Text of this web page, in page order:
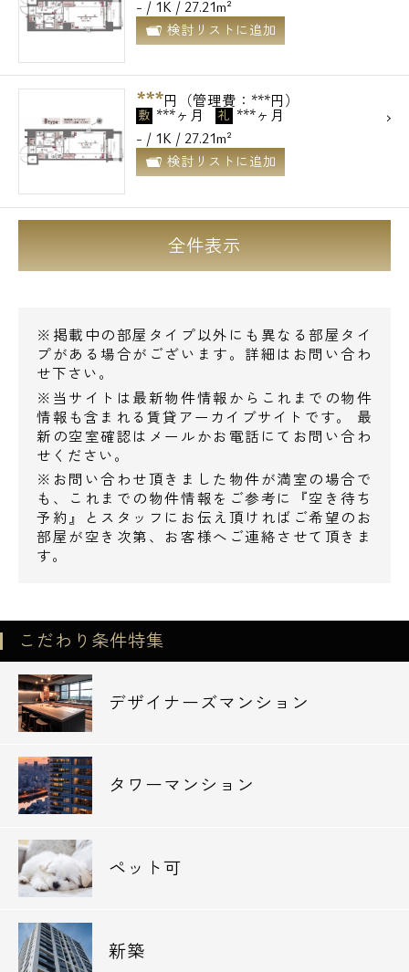
- / 1K / 27.21m²
検討リストに追加
***円（管理費：***円）
敷 ***ヶ月 礼 ***ヶ月
- / 1K / 27.21m²
検討リストに追加
全件表示
※掲載中の部屋タイプ以外にも異なる部屋タイ
プがある場合がございます。詳細はお問い合わ
せ下さい。
※当サイトは最新物件情報からこれまでの物件
情報も含まれる賃貸アーカイブサイトです。 最
新の空室確認はメールかお電話にてお問い合わ
せください。
※お問い合わせ頂きました物件が満室の場合で
も、これまでの物件情報をご参考に『空き待ち
予約』とスタッフにお伝え頂ければご希望のお
部屋が空き次第、お客様へご連絡させて頂きま
す。
こだわり条件特集
デザイナーズマンション
タワーマンション
ペット可
新築